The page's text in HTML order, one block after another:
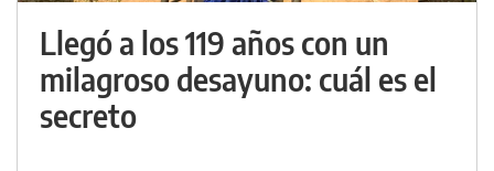
Llegó a los 119 años con un
milagroso desayuno: cuál es el
secreto